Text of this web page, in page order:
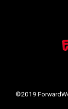
©2019